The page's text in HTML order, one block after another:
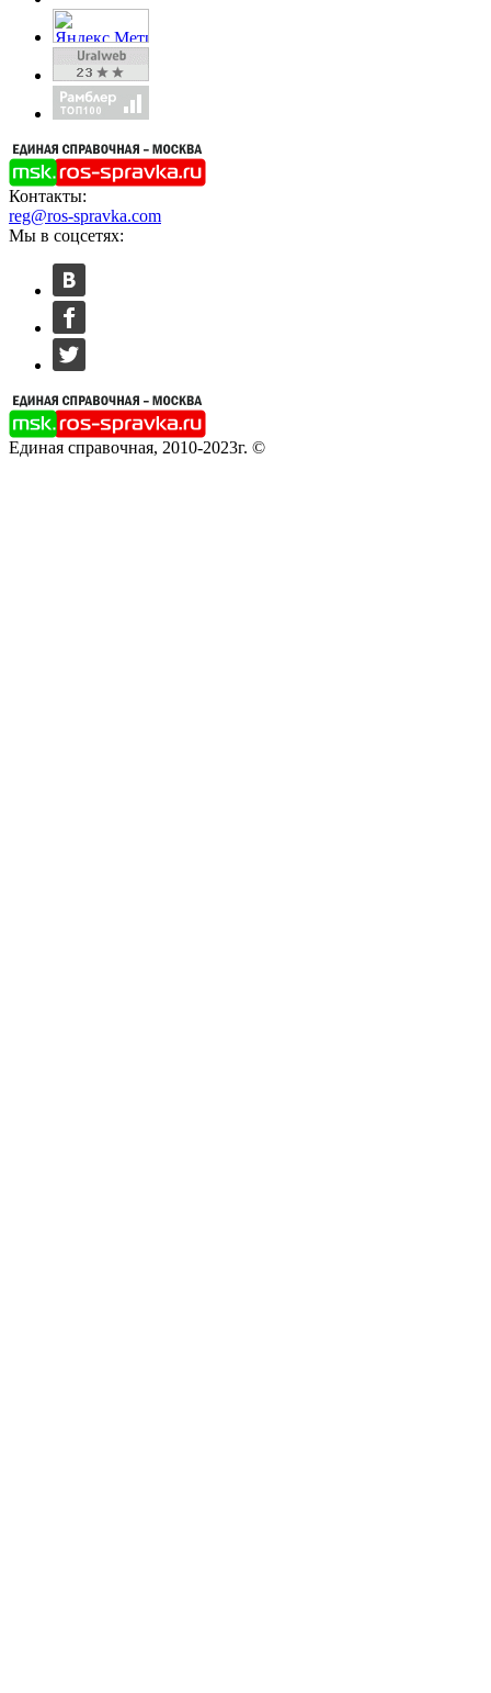
Контакты:
reg@ros-spravka.com
Мы в соцсетях:
Единая справочная, 2010-2023г. ©